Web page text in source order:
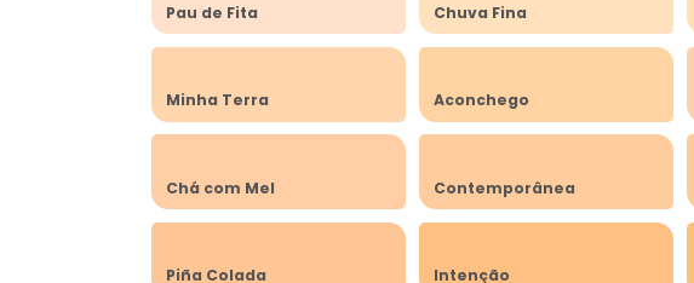
Pau de Fita Chuva Fina
Minha Terra Aconchego
Chá com Mel Contemporânea
Piña Colada Intenção